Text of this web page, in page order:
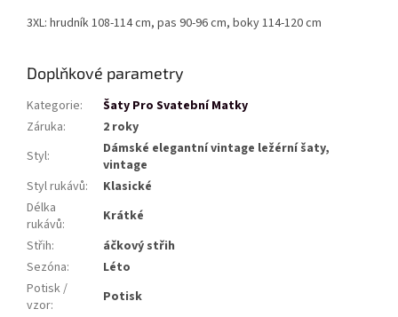
3XL: hrudník 108-114 cm, pas 90-96 cm, boky 114-120 cm
Doplňkové parametry
Kategorie:
Šaty Pro Svatební Matky
Záruka:
2 roky
Styl:
Dámské elegantní vintage ležérní šaty,
vintage
Styl rukávů:
Klasické
Délka
rukávů:
Krátké
Střih:
áčkový střih
Sezóna:
Léto
Potisk /
vzor:
Potisk